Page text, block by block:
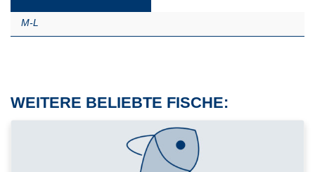
M-L
WEITERE BELIEBTE FISCHE: